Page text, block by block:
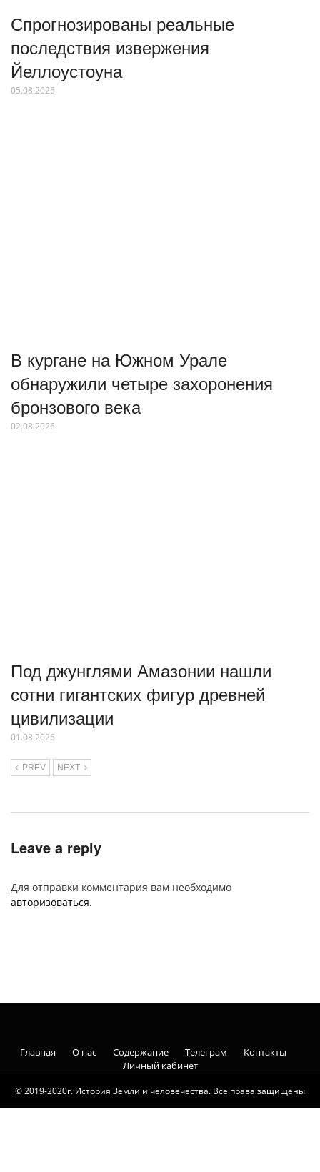
Спрогнозированы реальные
последствия извержения
Йеллоустоуна
05.08.2026
В кургане на Южном Урале
обнаружили четыре захоронения
бронзового века
02.08.2026
Под джунглями Амазонии нашли
сотни гигантских фигур древней
цивилизации
01.08.2026
PREV NEXT
Leave a reply
Для отправки комментария вам необходимо
авторизоваться.
© 2019-2020г. История Земли и человечества. Все права защищены
Главная О нас Содержание Телеграм
Контакты
Личный кабинет